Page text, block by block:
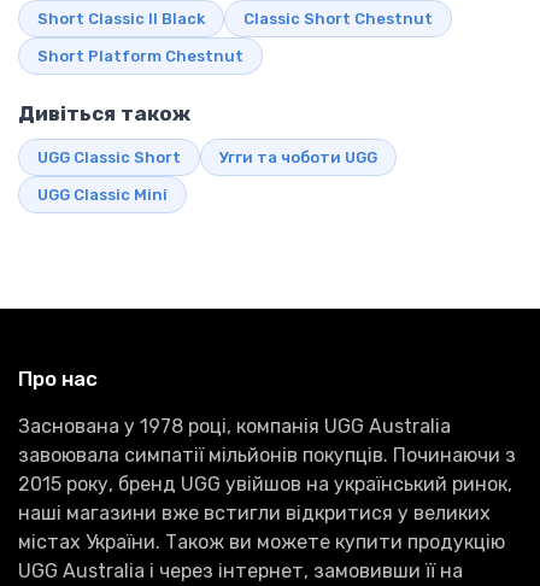
Short Classic II Black Classic Short Chestnut
Short Platform Chestnut
Дивіться також
UGG Classic Short Угги та чоботи UGG
UGG Classic Mini
Про нас
Заснована у 1978 році, компанія UGG Australia
завоювала симпатії мільйонів покупців. Починаючи з
2015 року, бренд UGG увійшов на український ринок,
наші магазини вже встигли відкритися у великих
містах України. Також ви можете купити продукцію
UGG Australia і через інтернет, замовивши її на